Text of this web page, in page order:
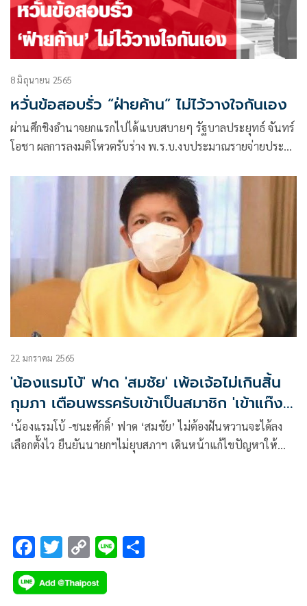
8 มิถุนายน 2565
หวั่นข้อสอบรั่ว “ฝ่ายค้าน” ไม่ไว้วางใจกันเอง
ผ่านศึกชิงอำนาจยกแรกไปได้แบบสบายๆ รัฐบาลประยุทธ์ จันทร์
โอชา ผลการลงมติโหวตรับร่าง พ.ร.บ.งบประมาณรายจ่ายประจำ
22 มกราคม 2565
'น้องแรมโบ้' ฟาด 'สมชัย' เพ้อเจ้อไม่เกินสิ้น
กุมภา เตือนพรรครับเข้าเป็นสมาชิก 'เข้าแก๊ง
ไหนหัวหน้าตายหมด'
‘น้องแรมโบ้ -ชนะศักดิ์’ ฟาด ‘สมชัย’ ไม่ต้องฝันหวานจะได้ลง
เลือกตั้งไว ยืนยันนายกฯไม่ยุบสภาฯ เดินหน้าแก้ไขปัญหาให้
F
ac
e
T
wi
tt
C
o
p
Li